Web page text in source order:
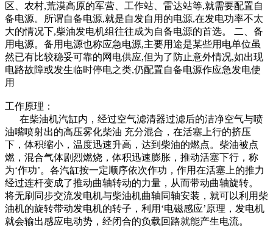
区、农村,荒漠高原的军营、工作站、雷达站等,就需要配置自
备电源。所谓自备电源,就是自发自用的电源,在发电功率不太
大的情况下,柴油发电机组往往成为自备电源的首选。 二、备
用电源。备用电源也称应急电源,主要用途是某些用电单位虽
然已有比较稳妥可靠的网电供应,但为了防止意外情况,如出现
电路故障或发生临时停电之类,仍配置自备电源作应急发电使
用
工作原理：
在柴油机汽缸内，经过空气滤清器过滤后的洁净空气与喷
油嘴喷射出的高压雾化柴油 充分混合，在活塞上行的挤压
下，体积缩小，温度迅速升高，达到柴油的燃点。柴油被点
燃，混合气体剧烈燃烧，体积迅速膨胀，推动活塞下行，称
为‘作功’。各汽缸按一定顺序依次作功，作用在活塞上的推力
经过连杆变成了推动曲轴转动的力量，从而带动曲轴旋转。
将无刷同步交流发电机与柴油机曲轴同轴安装，就可以利用柴
油机的旋转带动发电机的转子，利用‘电磁感应’原理，发电机
就会输出感应电动势，经闭合的负载回路就能产生电流。